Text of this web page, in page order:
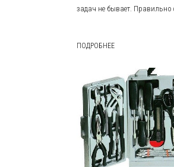
задач не бывает. Правильно
ПОДРОБНЕЕ